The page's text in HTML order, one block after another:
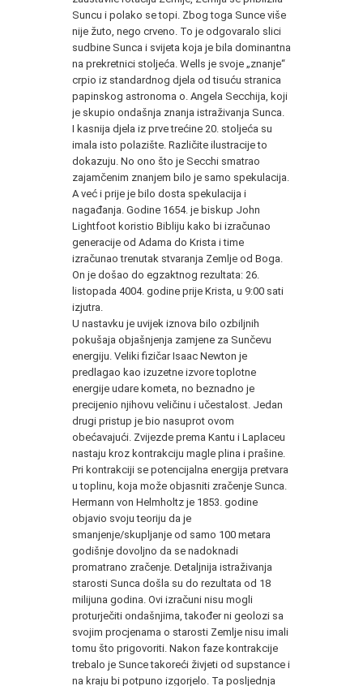
Suncu i polako se topi. Zbog toga Sunce više
nije žuto, nego crveno. To je odgovaralo slici
sudbine Sunca i svijeta koja je bila dominantna
na prekretnici stoljeća. Wells je svoje „znanje“
crpio iz standardnog djela od tisuću stranica
papinskog astronoma o. Angela Secchija, koji
je skupio ondašnja znanja istraživanja Sunca.
I kasnija djela iz prve trećine 20. stoljeća su
imala isto polazište. Različite ilustracije to
dokazuju. No ono što je Secchi smatrao
zajamčenim znanjem bilo je samo spekulacija.
A već i prije je bilo dosta spekulacija i
nagađanja. Godine 1654. je biskup John
Lightfoot koristio Bibliju kako bi izračunao
generacije od Adama do Krista i time
izračunao trenutak stvaranja Zemlje od Boga.
On je došao do egzaktnog rezultata: 26.
listopada 4004. godine prije Krista, u 9:00 sati
izjutra.
U nastavku je uvijek iznova bilo ozbiljnih
pokušaja objašnjenja zamjene za Sunčevu
energiju. Veliki fizičar Isaac Newton je
predlagao kao izuzetne izvore toplotne
energije udare kometa, no beznadno je
precijenio njihovu veličinu i učestalost. Jedan
drugi pristup je bio nasuprot ovom
obećavajući. Zvijezde prema Kantu i Laplaceu
nastaju kroz kontrakciju magle plina i prašine.
Pri kontrakciji se potencijalna energija pretvara
u toplinu, koja može objasniti zračenje Sunca.
Hermann von Helmholtz je 1853. godine
objavio svoju teoriju da je
smanjenje/skupljanje od samo 100 metara
godišnje dovoljno da se nadoknadi
promatrano zračenje. Detaljnija istraživanja
starosti Sunca došla su do rezultata od 18
milijuna godina. Ovi izračuni nisu mogli
proturječiti ondašnjima, također ni geolozi sa
svojim procjenama o starosti Zemlje nisu imali
tomu što prigovoriti. Nakon faze kontrakcije
trebalo je Sunce takoreći živjeti od supstance i
na kraju bi potpuno izgorjelo. Ta posljednja